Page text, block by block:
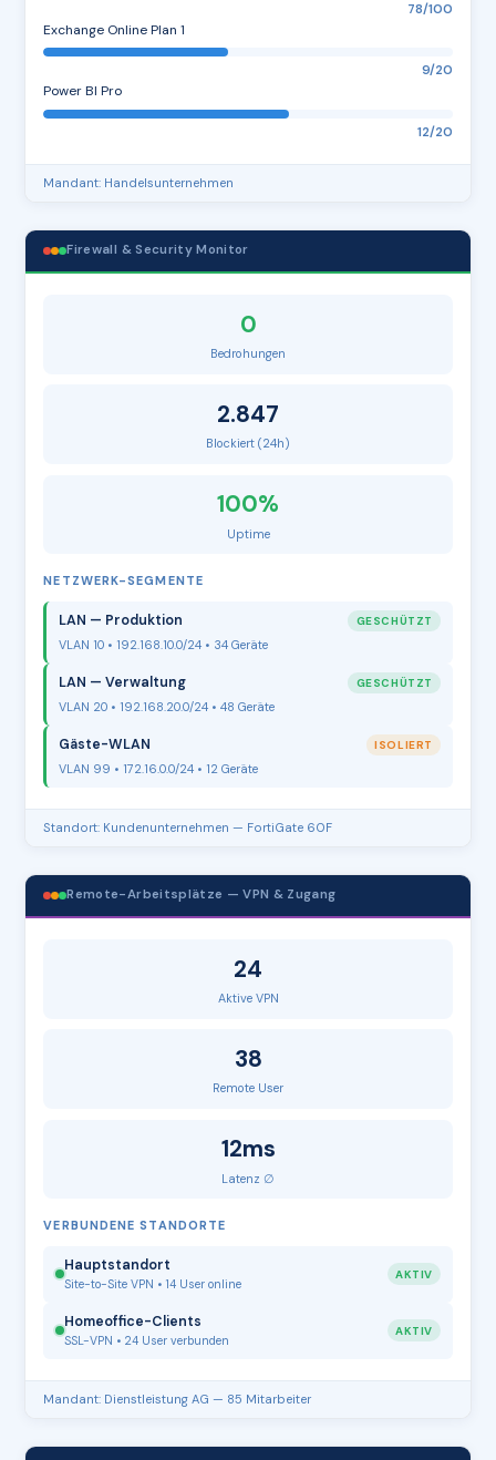
78/100
Exchange Online Plan 1
9/20
Power BI Pro
12/20
Mandant: Handelsunternehmen
Firewall & Security Monitor
0
Bedrohungen
2.847
Blockiert (24h)
100%
Uptime
NETZWERK-SEGMENTE
LAN — Produktion GESCHÜTZT
VLAN 10 • 192.168.10.0/24 • 34 Geräte
LAN — Verwaltung GESCHÜTZT
VLAN 20 • 192.168.20.0/24 • 48 Geräte
Gäste-WLAN ISOLIERT
VLAN 99 • 172.16.0.0/24 • 12 Geräte
Standort: Kundenunternehmen — FortiGate 60F
Remote-Arbeitsplätze — VPN & Zugang
24
Aktive VPN
38
Remote User
12ms
Latenz ∅
VERBUNDENE STANDORTE
Hauptstandort
Site-to-Site VPN • 14 User online
AKTIV
Homeoffice-Clients
SSL-VPN • 24 User verbunden
AKTIV
Mandant: Dienstleistung AG — 85 Mitarbeiter